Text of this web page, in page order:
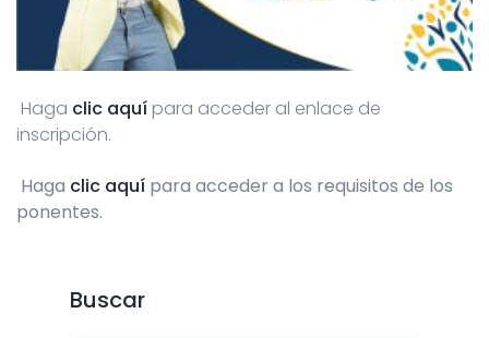
Haga clic aquí para acceder al enlace de
inscripción.
Haga clic aquí para acceder a los requisitos de los
ponentes.
Buscar